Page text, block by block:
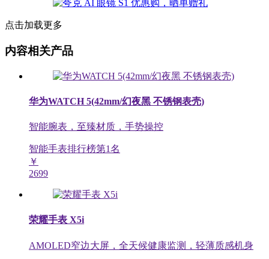
点击加载更多
内容相关产品
华为WATCH 5(42mm/幻夜黑 不锈钢表壳)
智能腕表，至臻材质，手势操控
智能手表排行榜第1名
￥
2699
荣耀手表 X5i
AMOLED窄边大屏，全天候健康监测，轻薄质感机身